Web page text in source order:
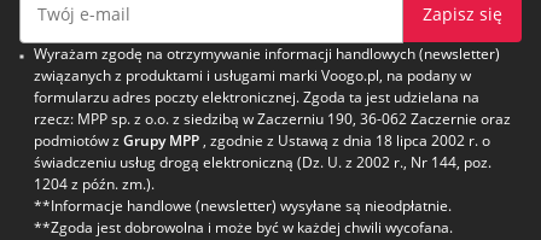
Zapisz się
Wyrażam zgodę na otrzymywanie informacji handlowych (newsletter)
związanych z produktami i usługami marki Voogo.pl, na podany w
formularzu adres poczty elektronicznej. Zgoda ta jest udzielana na
rzecz: MPP sp. z o.o. z siedzibą w Zaczerniu 190, 36-062 Zaczernie oraz
podmiotów z Grupy MPP , zgodnie z Ustawą z dnia 18 lipca 2002 r. o
świadczeniu usług drogą elektroniczną (Dz. U. z 2002 r., Nr 144, poz.
1204 z późn. zm.).
**Informacje handlowe (newsletter) wysyłane są nieodpłatnie.
**Zgoda jest dobrowolna i może być w każdej chwili wycofana.